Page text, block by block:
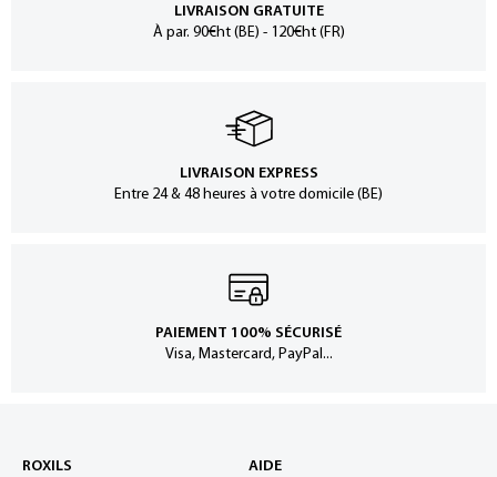
LIVRAISON GRATUITE
À par. 90€ht (BE) - 120€ht (FR)
LIVRAISON EXPRESS
Entre 24 & 48 heures à votre domicile (BE)
PAIEMENT 100% SÉCURISÉ
Visa, Mastercard, PayPal...
ROXILS AIDE